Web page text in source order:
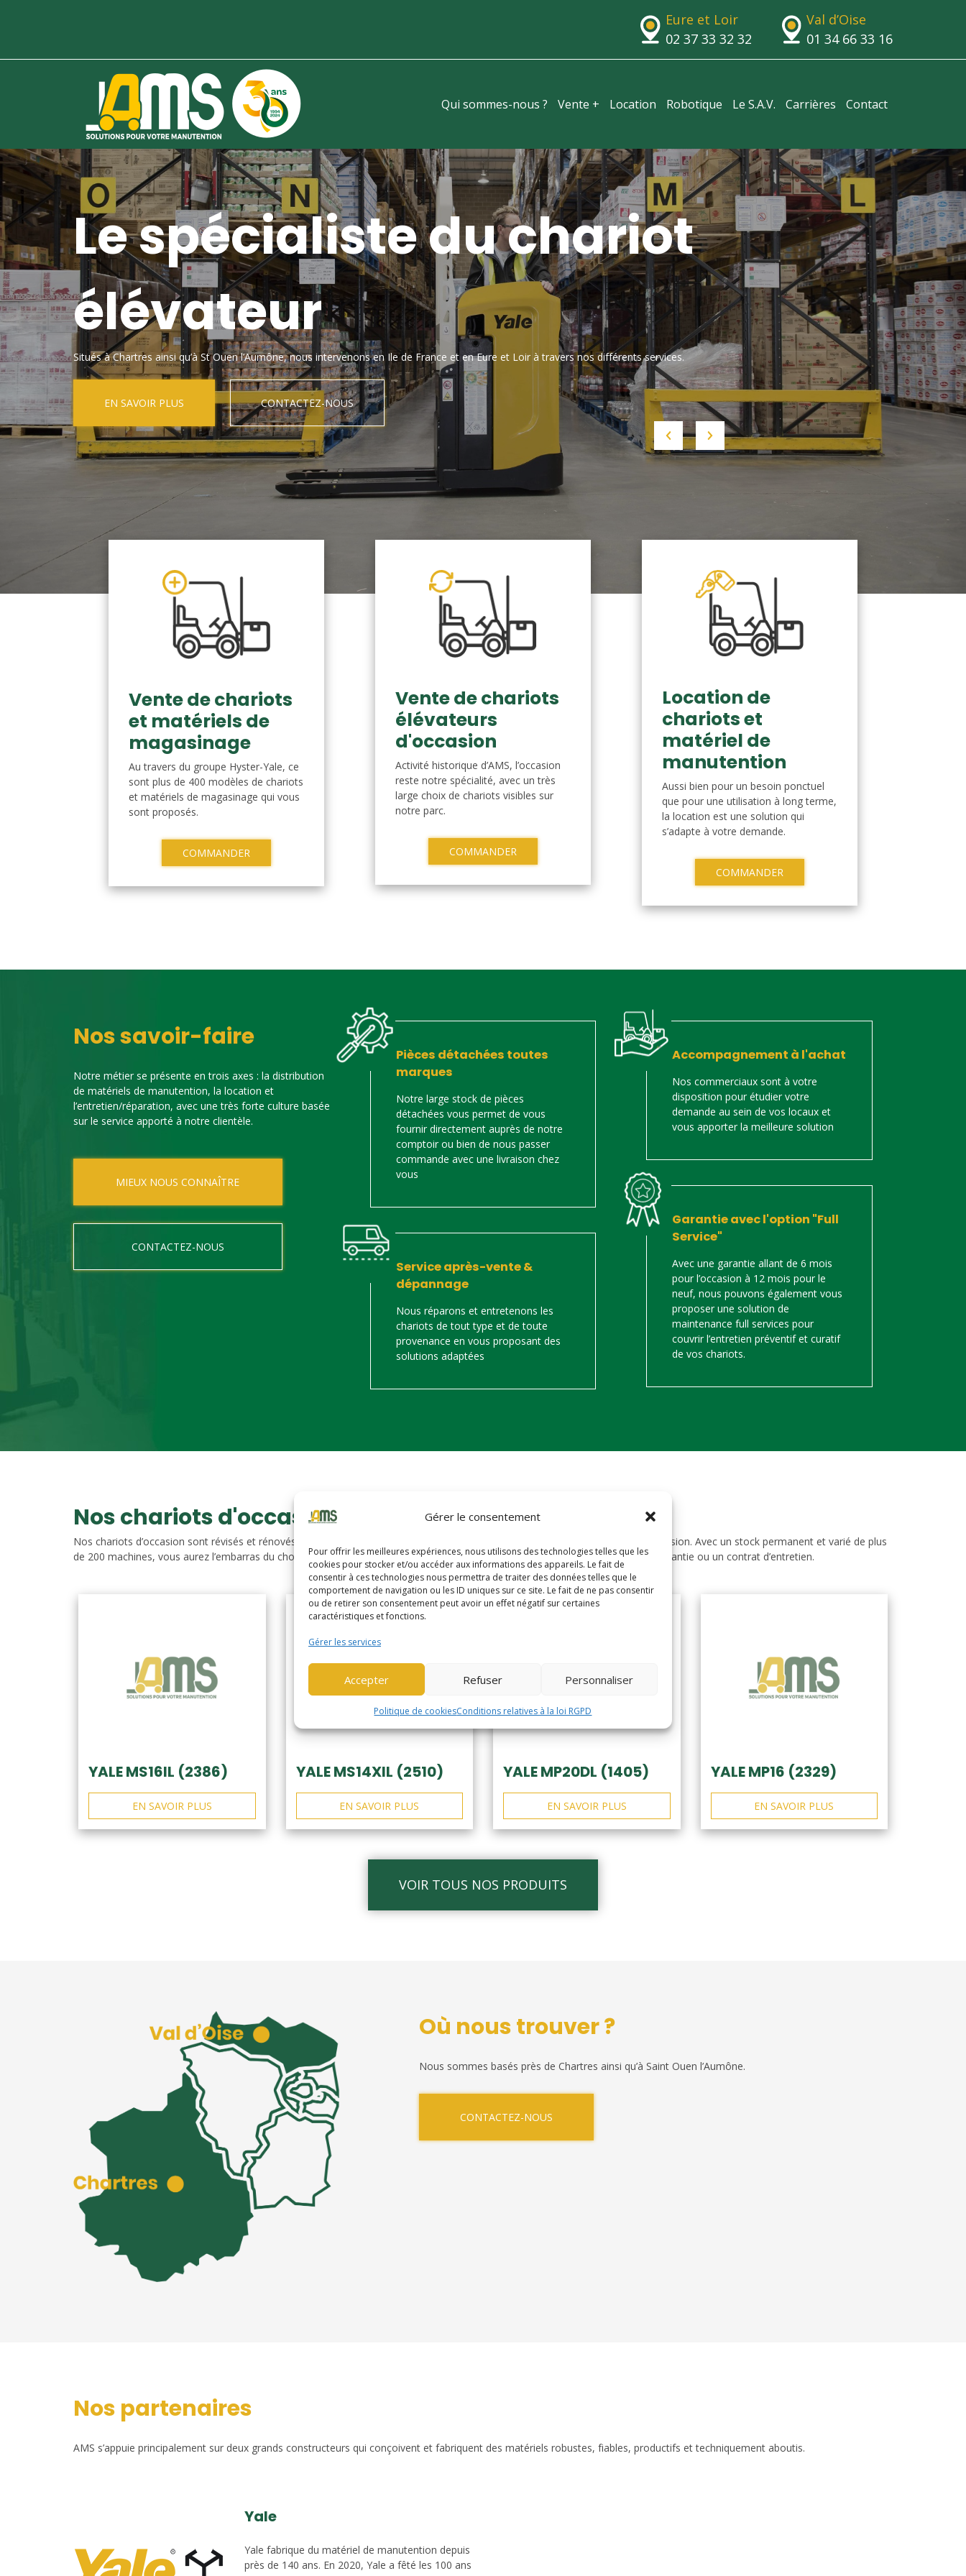
Gérer le consentement
Pour offrir les meilleures expériences, nous utilisons des technologies telles que les
cookies pour stocker et/ou accéder aux informations des appareils. Le fait de
consentir à ces technologies nous permettra de traiter des données telles que le
comportement de navigation ou les ID uniques sur ce site. Le fait de ne pas consentir
ou de retirer son consentement peut avoir un effet négatif sur certaines
caractéristiques et fonctions.
Gérer les services
Accepter Refuser Personnaliser
Politique de cookiesConditions relatives à la loi RGPD
Eure et Loir
02 37 33 32 32
Val d’Oise
01 34 66 33 16
Qui sommes-nous ? Vente + Location Robotique Le S.A.V. Carrières Contact
Le spécialiste du chariot
élévateur
Situés à Chartres ainsi qu’à St Ouen l’Aumône, nous intervenons en Ile de France et en Eure et Loir à travers nos différents services.
EN SAVOIR PLUS CONTACTEZ-NOUS
Vente de chariots
et matériels de
magasinage
Au travers du groupe Hyster-Yale, ce
sont plus de 400 modèles de chariots
et matériels de magasinage qui vous
sont proposés.
COMMANDER
Vente de chariots
élévateurs
d'occasion
Activité historique d’AMS, l’occasion
reste notre spécialité, avec un très
large choix de chariots visibles sur
notre parc.
COMMANDER
Location de
chariots et
matériel de
manutention
Aussi bien pour un besoin ponctuel
que pour une utilisation à long terme,
la location est une solution qui
s’adapte à votre demande.
COMMANDER
Nos savoir-faire
Notre métier se présente en trois axes : la distribution
de matériels de manutention, la location et
l’entretien/réparation, avec une très forte culture basée
sur le service apporté à notre clientèle.
MIEUX NOUS CONNAÎTRE
CONTACTEZ-NOUS
Pièces détachées toutes
marques
Notre large stock de pièces
détachées vous permet de vous
fournir directement auprès de notre
comptoir ou bien de nous passer
commande avec une livraison chez
vous
Service après-vente &
dépannage
Nous réparons et entretenons les
chariots de tout type et de toute
provenance en vous proposant des
solutions adaptées
Accompagnement à l'achat
Nos commerciaux sont à votre
disposition pour étudier votre
demande au sein de vos locaux et
vous apporter la meilleure solution
Garantie avec l'option "Full
Service"
Avec une garantie allant de 6 mois
pour l’occasion à 12 mois pour le
neuf, nous pouvons également vous
proposer une solution de
maintenance full services pour
couvrir l’entretien préventif et curatif
de vos chariots.
Nos chariots d'occasion
Nos chariots d’occasion sont révisés et rénovés. Vous trouverez ci-dessous notre catalogue de matériels de manutention d’occasion. Avec un stock permanent et varié de plus
de 200 machines, vous aurez l’embarras du choix. Nos chariots sont révisés, reconditionnés, repeints, prêts à partir avec une garantie ou un contrat d’entretien.
YALE MS16IL (2386)
EN SAVOIR PLUS
YALE MS14XIL (2510)
EN SAVOIR PLUS
YALE MP20DL (1405)
EN SAVOIR PLUS
YALE MP16 (2329)
EN SAVOIR PLUS
VOIR TOUS NOS PRODUITS
Où nous trouver ?
Nous sommes basés près de Chartres ainsi qu’à Saint Ouen l’Aumône.
CONTACTEZ-NOUS
Nos partenaires
AMS s’appuie principalement sur deux grands constructeurs qui conçoivent et fabriquent des matériels robustes, fiables, productifs et techniquement aboutis.
Yale
Yale fabrique du matériel de manutention depuis
près de 140 ans. En 2020, Yale a fêté les 100 ans